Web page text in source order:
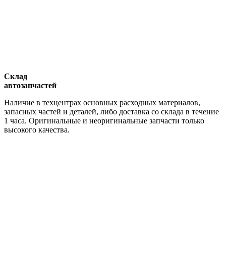
Склад
автозапчастей
Наличие в техцентрах основных расходных материалов,
запасных частей и деталей, либо доставка со склада в течение
1 часа. Оригинальные и неоригинальные запчасти только
высокого качества.